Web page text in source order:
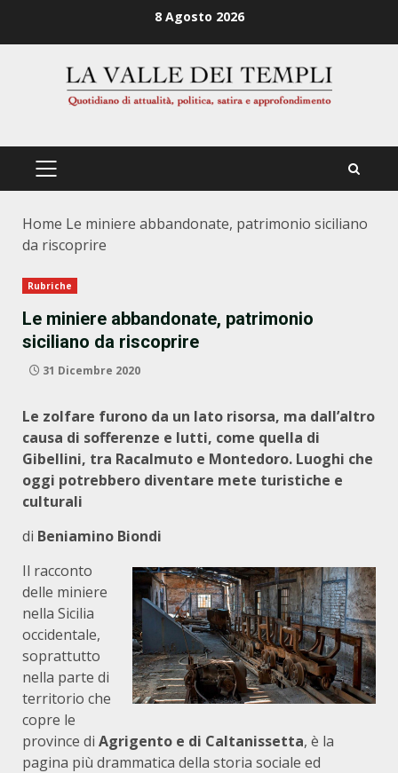
8 Agosto 2026
PRIMÄRES
Home Le miniere abbandonate, patrimonio siciliano
da riscoprire
Rubriche
Le miniere abbandonate, patrimonio
siciliano da riscoprire
31 Dicembre 2020
Le zolfare furono da un lato risorsa, ma dall’altro
causa di sofferenze e lutti, come quella di
Gibellini, tra Racalmuto e Montedoro. Luoghi che
oggi potrebbero diventare mete turistiche e
culturali
di Beniamino Biondi
Il racconto
delle miniere
nella Sicilia
occidentale,
soprattutto
nella parte di
territorio che
copre le
province di Agrigento e di Caltanissetta, è la
pagina più drammatica della storia sociale ed